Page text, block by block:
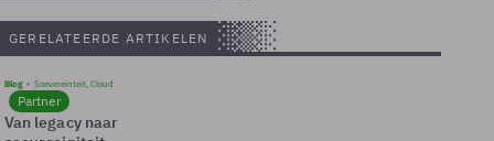
GERELATEERDE ARTIKELEN
Blog Soevereinteit, Cloud
Partner
Van legacy naar